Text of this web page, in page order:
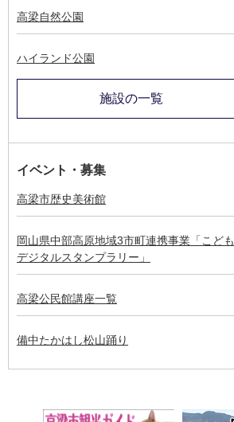
高梁自然公園
ハイランド公園
施設の一覧
イベント・募集
高梁市歴史美術館
岡山県中部高原地域3市町連携事業「こども
デジタルスタンプラリー」
高梁公民館講座一覧
備中たかはし松山踊り